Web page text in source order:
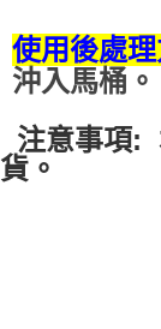
使用後處
沖入馬桶。
注意事項:
貨。